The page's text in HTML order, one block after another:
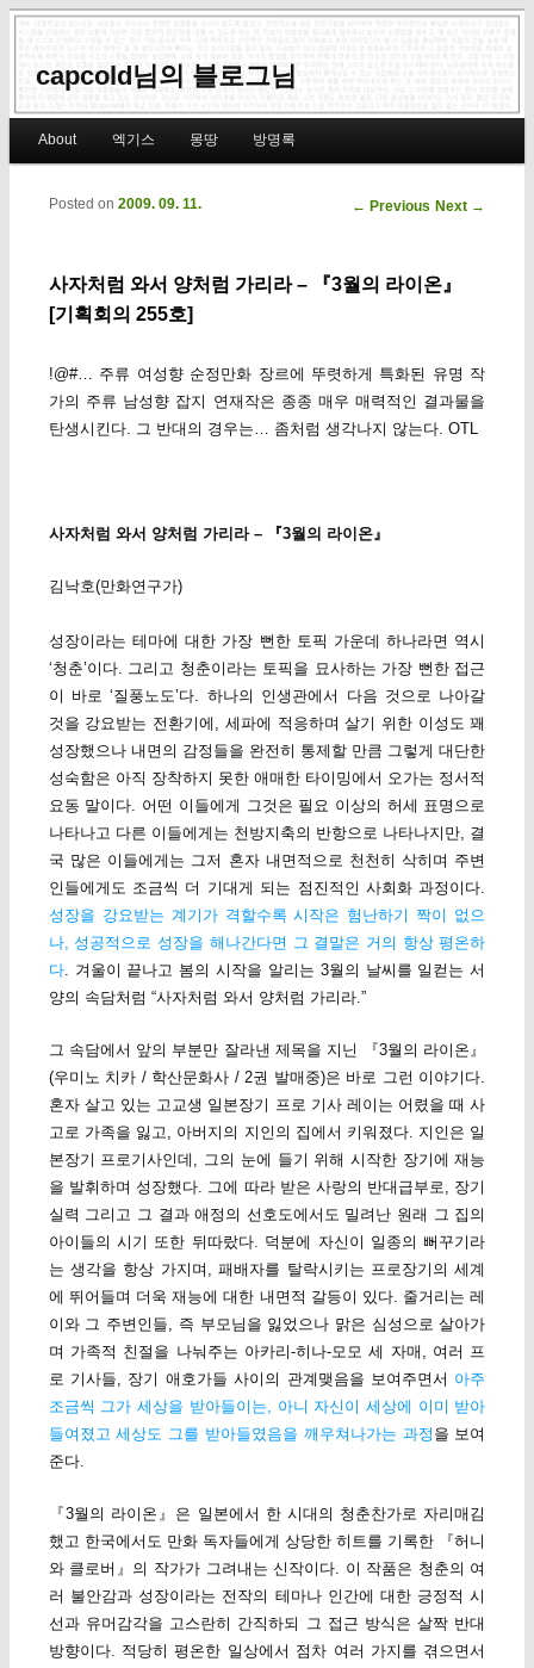
capcold님의 블로그님
Skip to primary content
Skip to secondary content
About 엑기스 몽땅 방명록
Post navigation
← Previous Next →
사자처럼 와서 양처럼 가리라 – 『3월의 라이온』
[기획회의 255호]
Posted on 2009. 09. 11.
!@#… 주류 여성향 순정만화 장르에 뚜렷하게 특화된 유명 작
가의 주류 남성향 잡지 연재작은 종종 매우 매력적인 결과물을
탄생시킨다. 그 반대의 경우는… 좀처럼 생각나지 않는다. OTL
사자처럼 와서 양처럼 가리라 – 『3월의 라이온』
김낙호(만화연구가)
성장이라는 테마에 대한 가장 뻔한 토픽 가운데 하나라면 역시
‘청춘’이다. 그리고 청춘이라는 토픽을 묘사하는 가장 뻔한 접근
이 바로 ‘질풍노도’다. 하나의 인생관에서 다음 것으로 나아갈
것을 강요받는 전환기에, 세파에 적응하며 살기 위한 이성도 꽤
성장했으나 내면의 감정들을 완전히 통제할 만큼 그렇게 대단한
성숙함은 아직 장착하지 못한 애매한 타이밍에서 오가는 정서적
요동 말이다. 어떤 이들에게 그것은 필요 이상의 허세 표명으로
나타나고 다른 이들에게는 천방지축의 반항으로 나타나지만, 결
국 많은 이들에게는 그저 혼자 내면적으로 천천히 삭히며 주변
인들에게도 조금씩 더 기대게 되는 점진적인 사회화 과정이다.
성장을 강요받는 계기가 격할수록 시작은 험난하기 짝이 없으
나, 성공적으로 성장을 해나간다면 그 결말은 거의 항상 평온하
다. 겨울이 끝나고 봄의 시작을 알리는 3월의 날씨를 일컫는 서
양의 속담처럼 “사자처럼 와서 양처럼 가리라.”
그 속담에서 앞의 부분만 잘라낸 제목을 지닌 『3월의 라이온』
(우미노 치카 / 학산문화사 / 2권 발매중)은 바로 그런 이야기다.
혼자 살고 있는 고교생 일본장기 프로 기사 레이는 어렸을 때 사
고로 가족을 잃고, 아버지의 지인의 집에서 키워졌다. 지인은 일
본장기 프로기사인데, 그의 눈에 들기 위해 시작한 장기에 재능
을 발휘하며 성장했다. 그에 따라 받은 사랑의 반대급부로, 장기
실력 그리고 그 결과 애정의 선호도에서도 밀려난 원래 그 집의
아이들의 시기 또한 뒤따랐다. 덕분에 자신이 일종의 뻐꾸기라
는 생각을 항상 가지며, 패배자를 탈락시키는 프로장기의 세계
에 뛰어들며 더욱 재능에 대한 내면적 갈등이 있다. 줄거리는 레
이와 그 주변인들, 즉 부모님을 잃었으나 맑은 심성으로 살아가
며 가족적 친절을 나눠주는 아카리-히나-모모 세 자매, 여러 프
로 기사들, 장기 애호가들 사이의 관계맺음을 보여주면서 아주
조금씩 그가 세상을 받아들이는, 아니 자신이 세상에 이미 받아
들여졌고 세상도 그를 받아들였음을 깨우쳐나가는 과정 을 보여
준다.
『3월의 라이온』은 일본에서 한 시대의 청춘찬가로 자리매김
했고 한국에서도 만화 독자들에게 상당한 히트를 기록한 『허니
와 클로버』의 작가가 그려내는 신작이다. 이 작품은 청춘의 여
러 불안감과 성장이라는 전작의 테마나 인간에 대한 긍정적 시
선과 유머감각을 고스란히 간직하되 그 접근 방식은 살짝 반대
방향이다. 적당히 평온한 일상에서 점차 여러 가지를 겪으면서